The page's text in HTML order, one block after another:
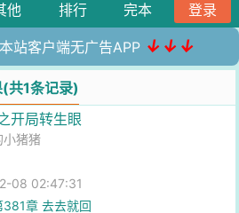
他 排行 完本 登录
站客户端无广告APP ↓↓↓
共1条记录)
开局转生眼
小猪猪
08 02:47:31
381章 去去就回